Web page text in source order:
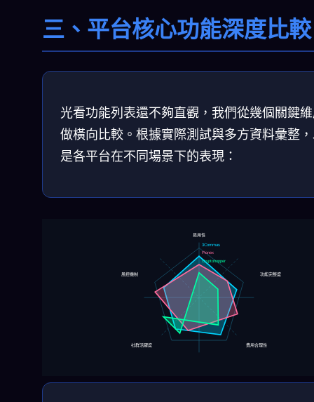
三、平台核心功能深度比較
光看功能列表還不夠直觀，我們從幾個關鍵
做橫向比較。根據實際測試與多方資料彙整
是各平台在不同場景下的表現：
易用性
功能完整度
費用合理性
社群活躍度
風控機制
3Commas
Pionex
Cryptohopper